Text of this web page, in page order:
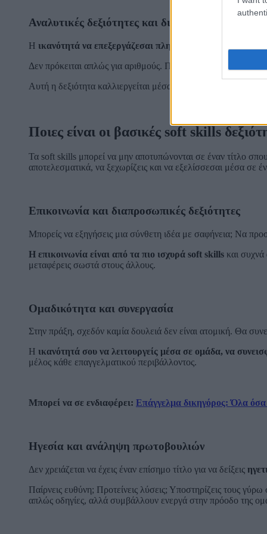
Αναλυτικές δεξιότητες και διαχείριση δεδομένων
Η ικανότητά να επεξεργάζεσαι πληροφορίες και να
Δεν πρόκειται απλώς για αριθμούς. Πρόκειται για κριτική
Αυτή η δεξιότητα καλλιεργείται μέσα από σωστά δομημένες
Ποιες είναι οι βασικές soft skills
Τα soft skills μπορεί να μην αποτυπώνονται σε έναν τίτλο
αποτελεσματικά, να ξεχωρίζεις και να εξελίσσεσαι μέσα σε
Επικοινωνία και διαπροσωπικές δεξιότητες
Μπορείς να εξηγήσεις μια σύνθετη ιδέα με σαφήνεια; Να
Η επικοινωνία είναι από τα πιο ισχυρά soft skills και συχνά
μεταφέρεις σωστά στους άλλους.
Ομαδικότητα και συνεργασία
Στην πράξη, σχεδόν καμία δουλειά δεν είναι ατομική. Θα
Η ικανότητά σου να λειτουργείς μέσα σε ομάδα, να
μέλος κάθε επαγγελματικού περιβάλλοντος.
Μπορεί να σε ενδιαφέρει: Επάγγελμα δικηγόρος: Όλα όσα
Ηγεσία και ανάληψη πρωτοβουλιών
Δεν χρειάζεται να έχεις έναν επίσημο τίτλο για να δείξεις
Παίρνεις ευθύνη; Προτείνεις λύσεις; Υποστηρίζεις τους
απλώς οδηγίες, αλλά συμβάλλουν ενεργά στην πρόοδο της